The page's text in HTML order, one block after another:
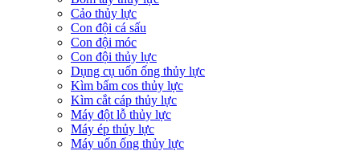
Cảo thủy lực
Con đội cá sấu
Con đội móc
Con đội thủy lực
Dụng cụ uốn ống thủy lực
Kìm bấm cos thủy lực
Kìm cắt cáp thủy lực
Máy đột lỗ thủy lực
Máy ép thủy lực
Máy uốn ống thủy lực